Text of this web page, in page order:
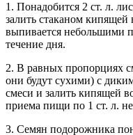
1. Понадобится 2 ст. л.
залить стаканом кипящей
выпивается небольшими
течение дня.
2. В равных пропорциях
они будут сухими) с
смеси и залить кипящей
приема пищи по 1 ст. л. не
3. Семян подорожника